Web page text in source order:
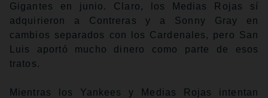
Gigantes en junio. Claro, los Medias Rojas sí
adquirieron a Contreras y a Sonny Gray en
cambios separados con los Cardenales, pero San
Luis aportó mucho dinero como parte de esos
tratos.
Mientras los Yankees y Medias Rojas intentan